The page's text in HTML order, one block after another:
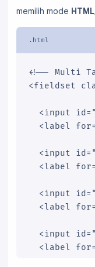
overflow:
}
border-
color:
cursor:
float:
padding:
  top: 1px;
memilih mode HTML
<!-- Multi
<fieldset
<input
<label
<input
<label
<input
<label
<input
<label